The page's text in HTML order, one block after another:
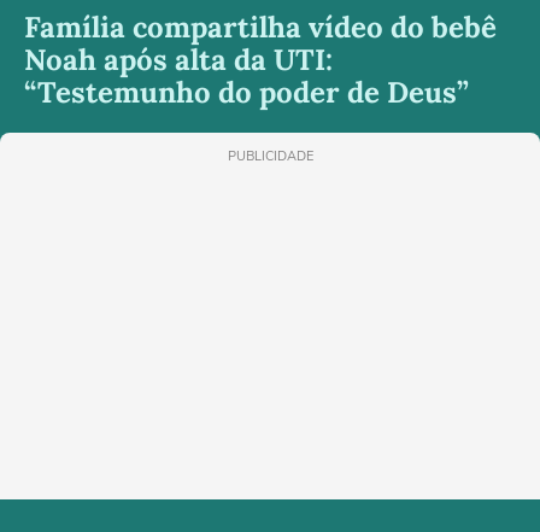
Família compartilha vídeo do bebê
Noah após alta da UTI:
“Testemunho do poder de Deus”
PUBLICIDADE